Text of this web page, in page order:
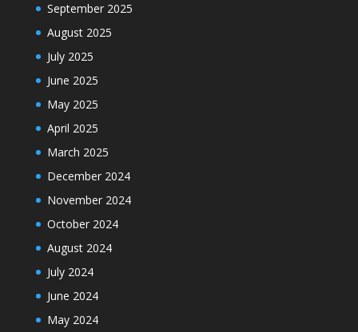
September 2025
August 2025
July 2025
June 2025
May 2025
April 2025
March 2025
December 2024
November 2024
October 2024
August 2024
July 2024
June 2024
May 2024